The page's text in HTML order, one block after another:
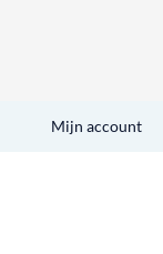
Mijn account